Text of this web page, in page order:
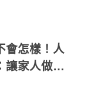
會怎樣！人
讓家人做家